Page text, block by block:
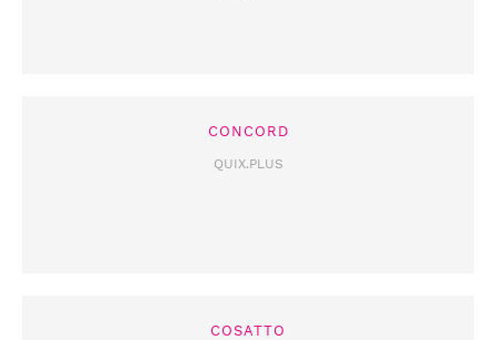
CONCORD
QUIX.PLUS
COSATTO